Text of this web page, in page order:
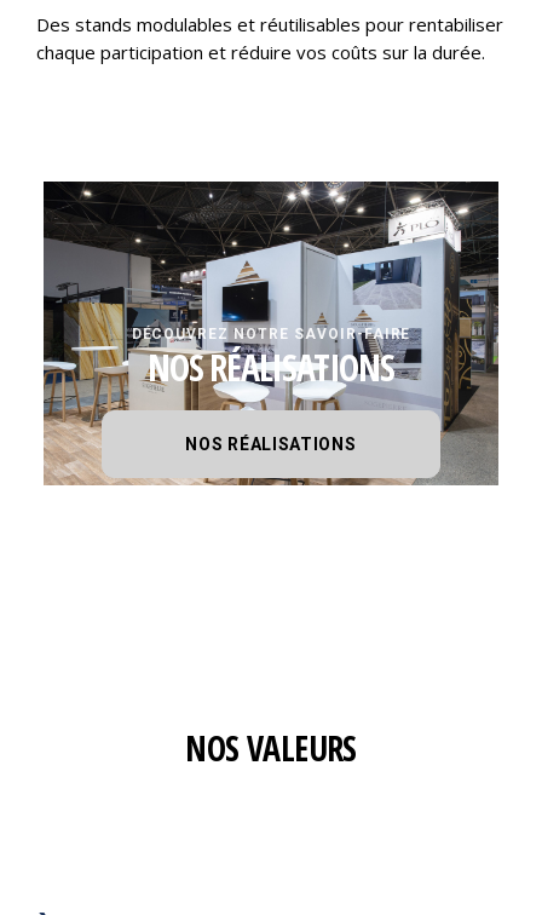
Des stands modulables et réutilisables pour rentabiliser
chaque participation et réduire vos coûts sur la durée.
DÉCOUVREZ NOTRE SAVOIR-FAIRE
NOS RÉALISATIONS
NOS RÉALISATIONS
NOS VALEURS